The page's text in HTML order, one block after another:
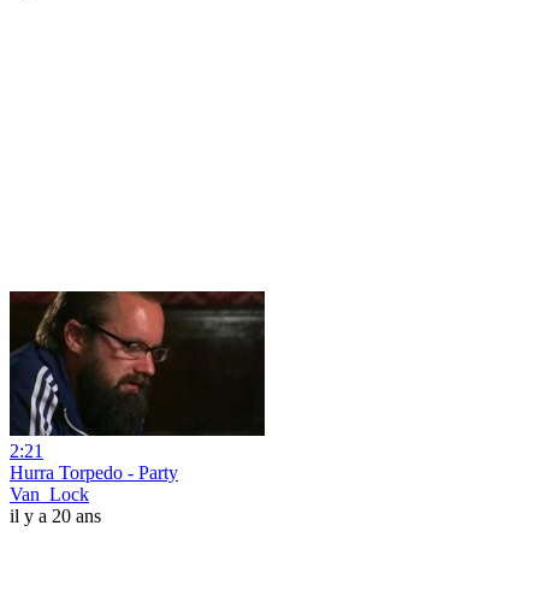
2:21
Hurra Torpedo - Party
Van_Lock
il y a 20 ans